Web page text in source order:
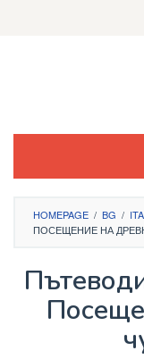
HOMEPAGE / BG /
ПОСЕЩЕНИЕ НА